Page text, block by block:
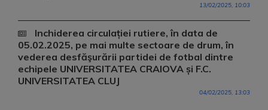
13/02/2025, 10:03
Inchiderea circulației rutiere, în data de
05.02.2025, pe mai multe sectoare de drum, în
vederea desfăşurării partidei de fotbal dintre
echipele UNIVERSITATEA CRAIOVA și F.C.
UNIVERSITATEA CLUJ
04/02/2025, 13:03